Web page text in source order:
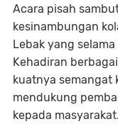
Acara pisah
kesinambungan
Lebak yang
Kehadiran
kuatnya semangat
mendukung
kepada masyarakat.